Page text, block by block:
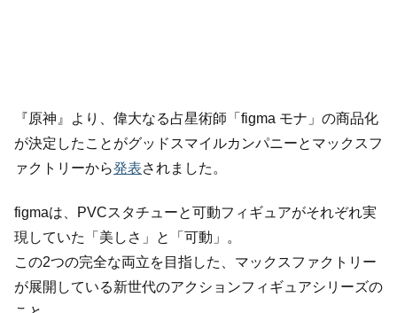
『原神』より、偉大なる占星術師「figma モナ」の商品化
が決定したことがグッドスマイルカンパニーとマックスフ
ァクトリーから発表されました。
figmaは、PVCスタチューと可動フィギュアがそれぞれ実
現していた「美しさ」と「可動」。
この2つの完全な両立を目指した、マックスファクトリー
が展開している新世代のアクションフィギュアシリーズの